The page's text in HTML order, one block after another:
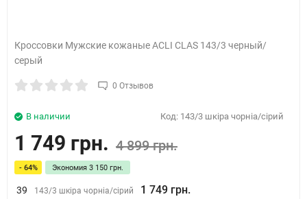
Кроссовки Мужские кожаные ACLI CLAS 143/3 черный/
серый
0 Отзывов
В наличии Код: 143/3 шкіра чорніа/сірий
1 749 грн. 4 899 грн.
- 64% Экономия 3 150 грн.
39 143/3 шкіра чорніа/сірий 1 749 грн.